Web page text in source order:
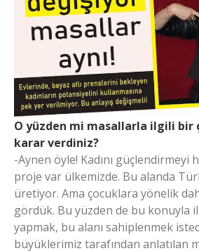
O yüzden mi masallarla ilgili bir
karar verdiniz?
-Aynen öyle! Kadını güçlendirmeyi
proje var ülkemizde. Bu alanda
üretiyor. Ama çocuklara yönelik
gördük. Bu yüzden de bu konuyla
yapmak, bu alanı sahiplenmek
büyüklerimiz tarafından anlatılan